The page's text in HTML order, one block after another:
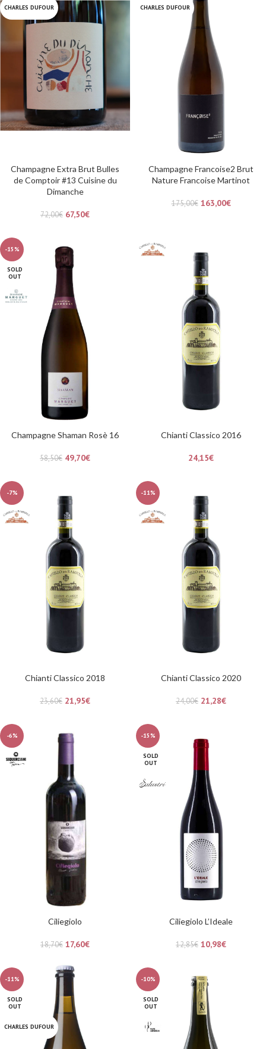
CHARLES DUFOUR
Champagne Extra Brut Bulles
de Comptoir #13 Cuisine du
Dimanche
72,00€ 67,50€
CHARLES DUFOUR
Champagne Francoise2 Brut
Nature Francoise Martinot
175,00€ 163,00€
-15%
SOLD
OUT
Champagne Shaman Rosè 16
58,50€ 49,70€
Chianti Classico 2016
24,15€
-7%
Chianti Classico 2018
23,60€ 21,95€
-11%
Chianti Classico 2020
24,00€ 21,28€
-6%
Ciliegiolo
18,70€ 17,60€
-15%
SOLD
OUT
Ciliegiolo L’Ideale
12,85€ 10,98€
-11%
SOLD
OUT
CHARLES DUFOUR
-10%
SOLD
OUT